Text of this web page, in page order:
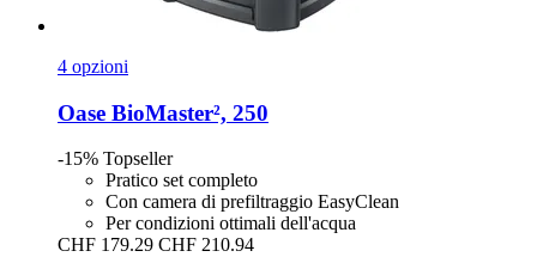
4 opzioni
Oase BioMaster², 250
-15% Topseller
Pratico set completo
Con camera di prefiltraggio EasyClean
Per condizioni ottimali dell'acqua
CHF 179.29 CHF 210.94